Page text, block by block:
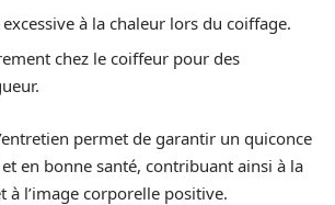
à la chaleur lors du coiffage.
chez le coiffeur pour des
permet de garantir un quiconce
en bonne santé, contribuant ainsi à la
à l’image corporelle positive.